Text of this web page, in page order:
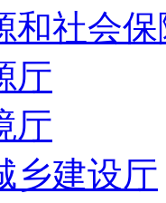
和社会
厅
厅
乡建设厅